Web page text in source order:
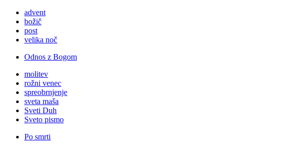
advent
božič
post
velika noč
Odnos z Bogom
molitev
rožni venec
spreobrnjenje
sveta maša
Sveti Duh
Sveto pismo
Po smrti